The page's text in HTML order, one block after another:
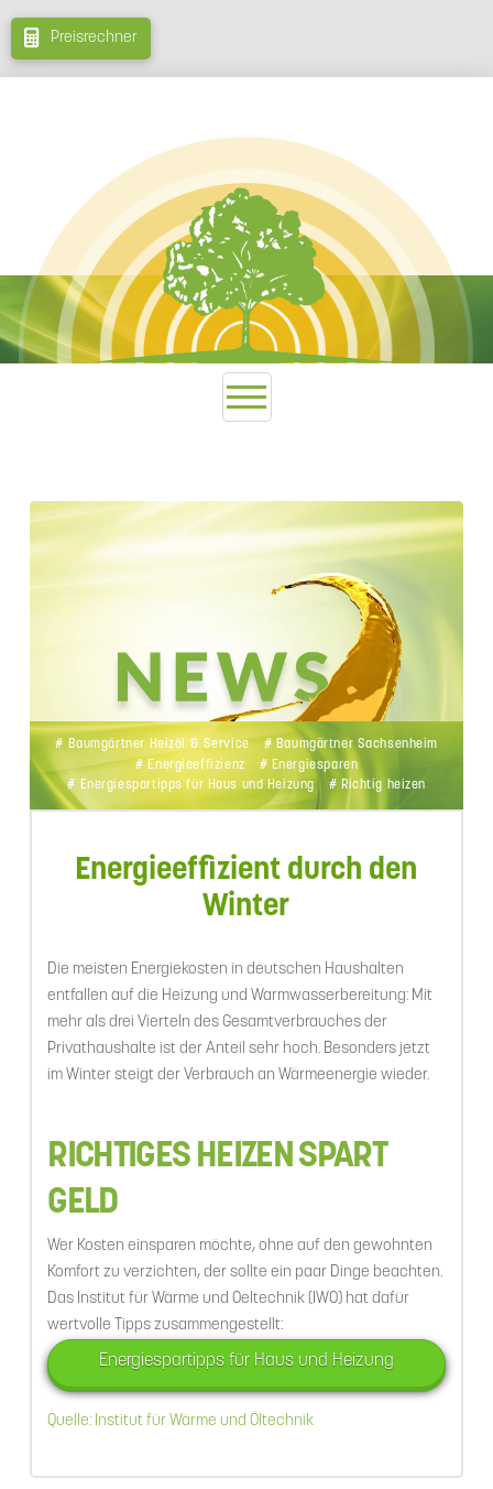
Preisrechner
# Baumgärtner Heizöl & Service
# Baumgärtner Sachsenheim
# Energieeffizienz
# Energiesparen
# Energiespartipps für Haus und Heizung
# Richtig heizen
Energieeffizient durch den
Winter
Die meisten Energiekosten in deutschen Haushalten
entfallen auf die Heizung und Warmwasserbereitung: Mit
mehr als drei Vierteln des Gesamtverbrauches der
Privathaushalte ist der Anteil sehr hoch. Besonders jetzt
im Winter steigt der Verbrauch an Wärmeenergie wieder.
RICHTIGES HEIZEN SPART
GELD
Wer Kosten einsparen möchte, ohne auf den gewohnten
Komfort zu verzichten, der sollte ein paar Dinge beachten.
Das Institut für Wärme und Oeltechnik (IWO) hat dafür
wertvolle Tipps zusammengestellt:
Energiespartipps für Haus und Heizung
Quelle: Institut für Wärme und Öltechnik